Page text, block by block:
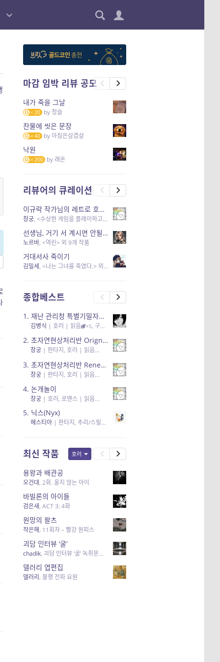
마감 임박 리뷰 공모
내가 죽을 그날
20 by 청슬
찬물에 씻은 문장
40 by 아침은삼겹살
낙원
200 by 래온
리뷰어의 큐레이션
이규락 작가님의 레트로 호러 리뷰
창궁, <수상한 게임을 플레이하고 있어> 외 3개 작품
선생님, 거기 서 계시면 안될 것 같은데요-역할 클리셰를 비튼 작품들
노르바, <역린> 외 9개 작품
거대서사 죽이기
김밀세, <나는 그녀를 죽였다.> 외 1개 작품
종합베스트
1. 재난 관리청 특별기밀자료들
김병식 | 호러 | 읽음 ×5, 구독 , 응원95, 리뷰3
2. 초자연현상처리반 Orignal + True Ending
창궁| 판타지, 호러 | 읽음 , 구독 , 응원6
3. 초자연현상처리반 Renewal
창궁| 판타지, 호러 | 읽음 , 구독 , 응원82, 리뷰4
4. 논개놀이
창궁| 호러, 로맨스| 읽음 , 공감11, 응원25
5. 닉스(Nyx)
헤스티아| 판타지, 추리/스릴러 | 읽음
최신 작품 호러
용왕과 배관공
오건대, 2화. 울지 않는 아이
바빌론의 아이들
검은새, ACT 3: 4화
원망의 왈츠
작은해, 11회차 – 빨강 원피스
괴담 인터뷰 ‘굴’
chadik, 괴담 인터뷰 ‘굴’ 녹취문서 12 – 57세 남성_자영업
델러리 엽편집
델러리 , 불행 전파 요원